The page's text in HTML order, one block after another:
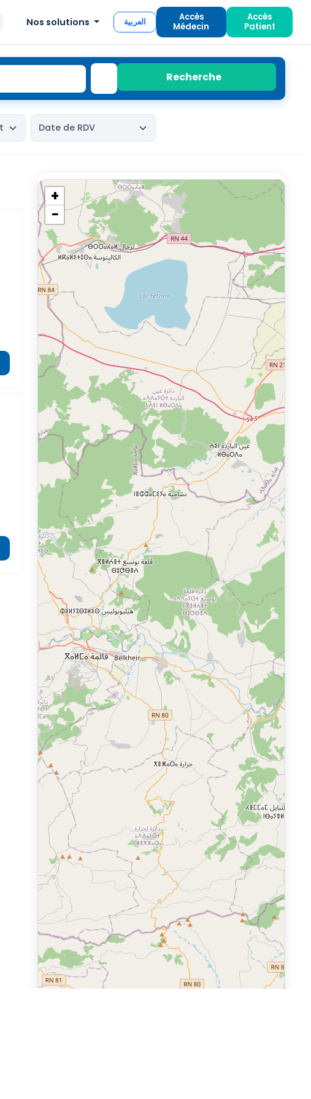
Nos solutions العربية
Accès
Médecin
Accès
Patient
Recherche
+
−